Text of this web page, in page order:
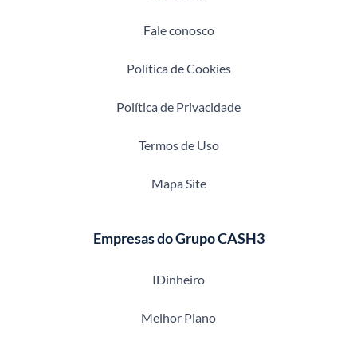
Fale conosco
Política de Cookies
Política de Privacidade
Termos de Uso
Mapa Site
Empresas do Grupo CASH3
IDinheiro
Melhor Plano